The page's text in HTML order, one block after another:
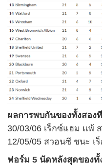
ผลการพบกันของทั้งสอง
30/03/06 เร็กซ์แฮม แพ้
12/05/05 สวอนซี ชนะ เ
ฟอร์ม 5 นัดหลังสุดของทั้